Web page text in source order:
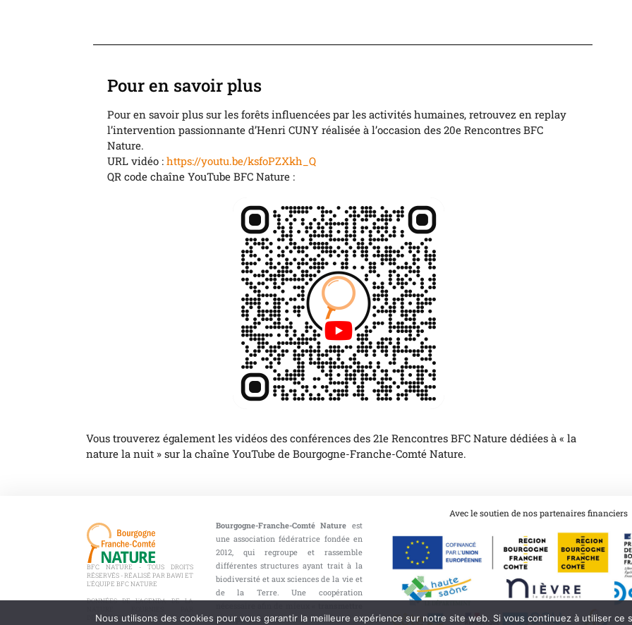
Pour en savoir plus
Pour en savoir plus sur les forêts influencées par les activités humaines, retrouvez en replay
l’intervention passionnante d’Henri CUNY réalisée à l’occasion des 20e Rencontres BFC
Nature.
URL vidéo : https://youtu.be/ksfoPZXkh_Q
QR code chaîne YouTube BFC Nature :
Vous trouverez également les vidéos des conférences des 21e Rencontres BFC Nature dédiées à « la
nature la nuit » sur la chaîne YouTube de Bourgogne-Franche-Comté Nature.
BFC NATURE - TOUS DROITS
RÉSERVÉS - RÉALISÉ PAR BAWI ET
L'ÉQUIPE BFC NATURE
DONNÉES DE L'AGENDA DE LA
DÉCIBELLES DATA
Bourgogne-Franche-Comté Natureest
une association fédératrice fondée en
2012, qui regroupe et rassemble
différentes structures ayant trait à la
biodiversité et aux sciences de la vie et
de la Terre. Une coopération
pour préserver » !
Avec le soutien de nos partenaires financiers
Nous utilisons des cookies pour vous garantir la meilleure expérience sur notre site web. Si vous continuez à utiliser